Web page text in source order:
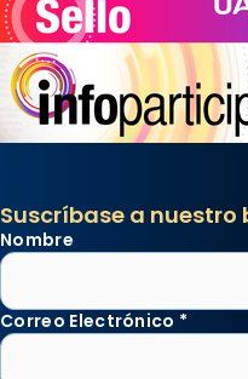
Suscríbase a
Nombre
Correo Electrónico *